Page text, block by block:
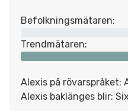
Befolkningsmätaren:
Trendmätaren:
Alexis på rövarspråket:
Alexis baklänges blir: